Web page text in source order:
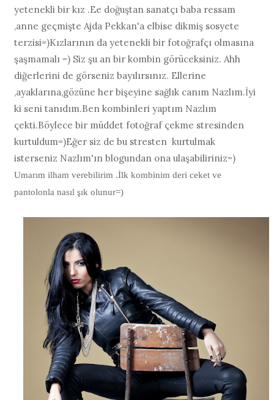
yetenekli bir kız .Ee doğuştan sanatçı baba ressam
,anne geçmişte Ajda Pekkan'a elbise dikmiş sosyete
terzisi=)Kızlarının da yetenekli bir fotoğrafçı olmasına
şaşmamalı =) Siz şu an bir kombin görüceksiniz. Ahh
diğerlerini de görseniz bayılırsınız. Ellerine
,ayaklarına,gözüne her bişeyine sağlık canım Nazlım.İyi
ki seni tanıdım.Ben kombinleri yaptım Nazlım
çekti.Böylece bir müddet fotoğraf çekme stresinden
kurtuldum=)Eğer siz de bu stresten kurtulmak
isterseniz Nazlım'ın blogundan ona ulaşabiliriniz=)
Umarım ilham verebilirim .İlk kombinim deri ceket ve
pantolonla nasıl şık olunur=)